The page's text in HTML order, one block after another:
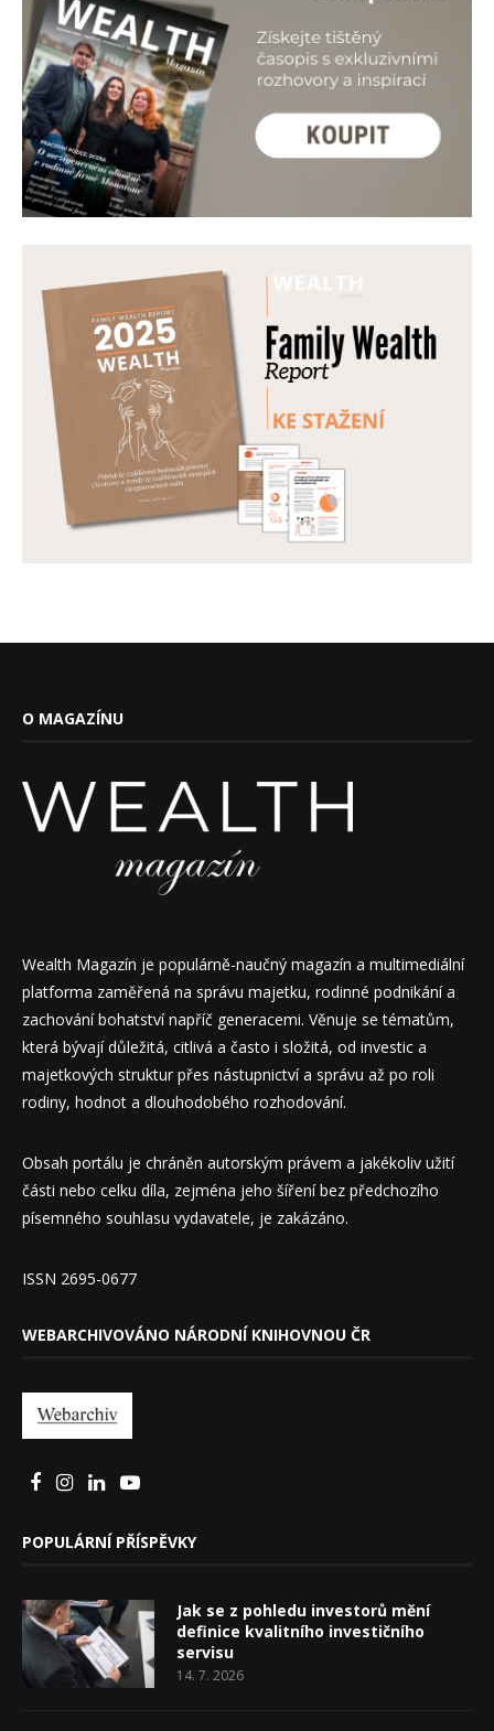
O MAGAZÍNU
Wealth Magazín je populárně-naučný magazín a multimediální
platforma zaměřená na správu majetku, rodinné podnikání a
zachování bohatství napříč generacemi. Věnuje se tématům,
která bývají důležitá, citlivá a často i složitá, od investic a
majetkových struktur přes nástupnictví a správu až po roli
rodiny, hodnot a dlouhodobého rozhodování.
Obsah portálu je chráněn autorským právem a jakékoliv užití
části nebo celku díla, zejména jeho šíření bez předchozího
písemného souhlasu vydavatele, je zakázáno.
ISSN 2695-0677
WEBARCHIVOVÁNO NÁRODNÍ KNIHOVNOU ČR
POPULÁRNÍ PŘÍSPĚVKY
Jak se z pohledu investorů mění
definice kvalitního investičního
servisu
14. 7. 2026